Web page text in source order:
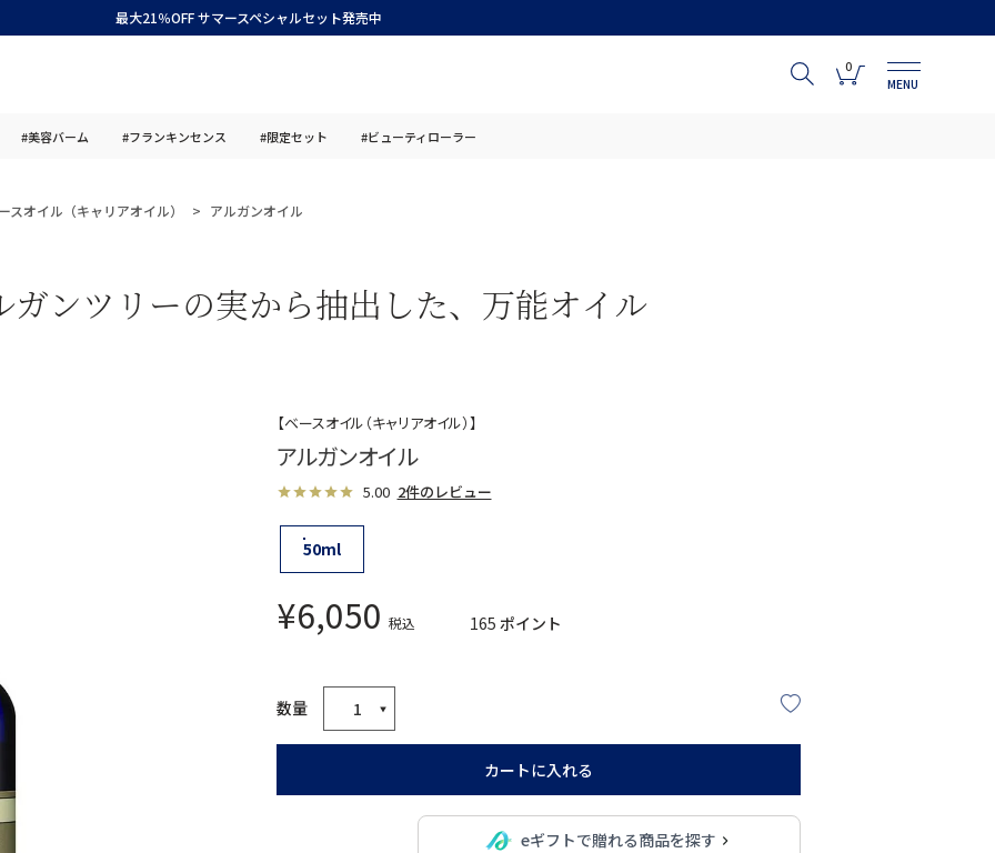
最大21％OFF サマースペシャルセット発売中
0
MENU
#美容バーム #フランキンセンス #限定セット #ビューティローラー
スオイル（キャリアオイル） アルガンオイル
ガンツリーの実から抽出した、万能オイル
【ベースオイル（キャリアオイル）】
アルガンオイル
5.00 2件のレビュー
50ml
¥6,050 税込 165 ポイント
カートに入れる
eギフトで贈れる商品を探す